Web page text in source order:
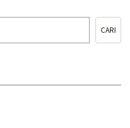
CARI